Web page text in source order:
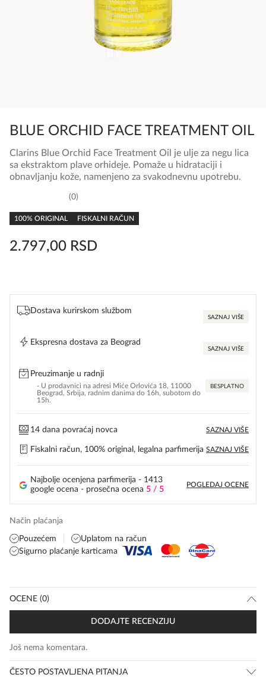
BLUE ORCHID FACE TREATMENT OIL
rating
0
100% ORIGINAL FISKALNI RAČUN
2.797,00 RSD
Clarins Blue Orchid Face Treatment Oil je ulje za negu lica
sa ekstraktom plave orhideje. Pomaže u hidrataciji i
obnavljanju kože, namenjeno za svakodnevnu upotrebu.
Dostava kurirskom službom
SAZNAJ VIŠE
Ekspresna dostava za Beograd
SAZNAJ VIŠE
Preuzimanje u radnji
- U prodavnici na adresi Miće Orlovića 18, 11000
Beograd, Srbija, radnim danima do 16h, subotom do
15h.
BESPLATNO
14 dana povraćaj novca SAZNAJ VIŠE
Fiskalni račun, 100% original, legalna parfimerija SAZNAJ VIŠE
Najbolje ocenjena parfimerija - 1413
google ocena - prosečna ocena 5 / 5
POGLEDAJ OCENE
Način plaćanja
Pouzećem
Uplatom na račun
Sigurno plaćanje karticama
OCENE (0)
Još nema komentara.
DODAJTE RECENZIJU
ČESTO POSTAVLJENA PITANJA